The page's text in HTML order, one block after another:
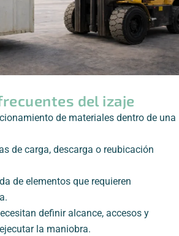
del izaje
de materiales dentro de una
de carga, descarga o reubicación
de elementos que requieren
definir alcance, accesos y
la maniobra.